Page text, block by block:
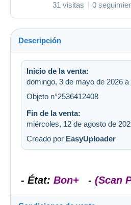
31 visitas 0
Descripción
Inicio de la venta:
domingo, 3 de mayo de 2026 a
Objeto n°2536412408
Fin de la venta:
miércoles, 12 de agosto de
Creado por EasyUploader
- État: Bon+ - (Scan